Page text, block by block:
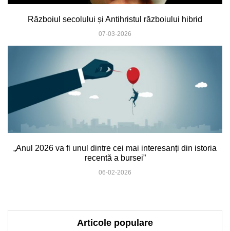
Războiul secolului și Antihristul războiului hibrid
07-03-2026
„Anul 2026 va fi unul dintre cei mai interesanți din istoria
recentă a bursei”
06-02-2026
Articole populare